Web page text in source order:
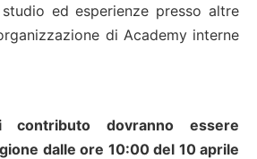
ed esperienze presso altre
di Academy interne
contributo dovranno essere
dalle ore 10:00 del 10 aprile